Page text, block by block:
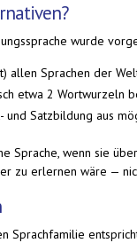
wurde
allen Sprachen der
etwa 2 Wortwurzeln
Satzbildung aus
Sprache, wenn sie
zu erlernen wäre —
Sprachfamilie